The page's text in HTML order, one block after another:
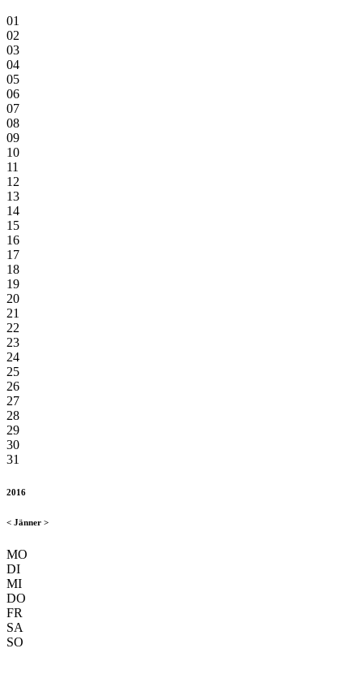
01
02
03
04
05
06
07
08
09
10
11
12
13
14
15
16
17
18
19
20
21
22
23
24
25
26
27
28
29
30
31
2016
< Jänner >
MO
DI
MI
DO
FR
SA
SO